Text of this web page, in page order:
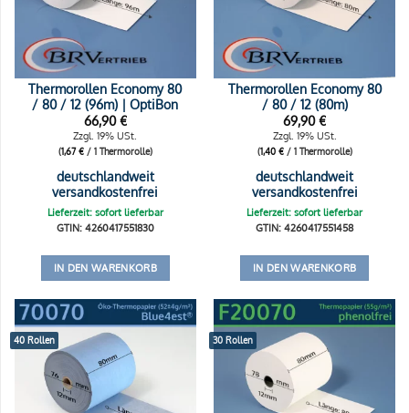
Thermorollen Economy 80
/ 80 / 12 (96m) | OptiBon
66,90€
Zzgl. 19% USt.
(1,67€/ 1 Thermorolle)
deutschlandweit
versandkostenfrei
Lieferzeit: sofort lieferbar
GTIN: 4260417551830
IN DEN WARENKORB
Thermorollen Economy 80
/ 80 / 12 (80m)
69,90€
Zzgl. 19% USt.
(1,40 €/ 1 Thermorolle)
deutschlandweit
versandkostenfrei
Lieferzeit: sofort lieferbar
GTIN: 4260417551458
IN DEN WARENKORB
40 Rollen 30 Rollen